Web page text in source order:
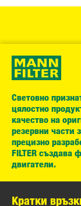
Световно
цялостно
качество на
резервни части
прецизно
FILTER създава
двигатели.
Кратки